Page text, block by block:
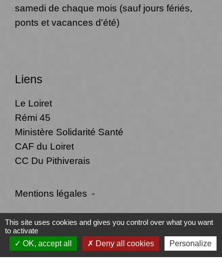
samedi de chaque mois (sauf jours fériés,
ponts et vacances d'été)
Liens
Le Loiret
Rémi 45
Ministère Solidarité Santé
CAF du Loiret
CC Du Pithiverais
Mentions légales -
Politique de confidentialité - Accessibilité -
Plan du site - Gestion des cookies
This site uses cookies and gives you control over what you want
to activate
OK, accept all
Deny all cookies Personalize